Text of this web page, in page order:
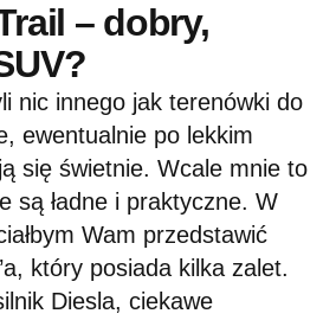
– dobry,
nic innego jak terenówki do
ewentualnie po lekkim
się świetnie. Wcale mnie to
są ładne i praktyczne. W
Wam przedstawić
który posiada kilka zalet.
Diesla, ciekawe